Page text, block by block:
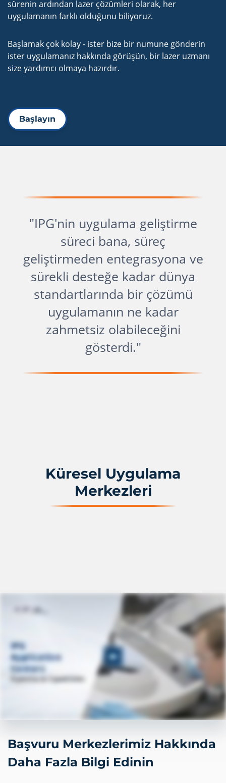
sürenin ardından lazer çözümleri olarak, her
uygulamanın farklı olduğunu biliyoruz.
Başlamak çok kolay - ister bize bir numune gönderin
ister uygulamanız hakkında görüşün, bir lazer uzmanı
size yardımcı olmaya hazırdır.
Başlayın
"IPG'nin uygulama geliştirme
süreci bana, süreç
geliştirmeden entegrasyona ve
sürekli desteğe kadar dünya
standartlarında bir çözümü
uygulamanın ne kadar
zahmetsiz olabileceğini
gösterdi."
Küresel Uygulama
Merkezleri
Başvuru Merkezlerimiz Hakkında
Daha Fazla Bilgi Edinin